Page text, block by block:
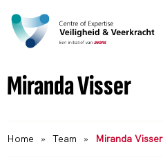
Miranda Visser
Home » Team » Miranda Visser